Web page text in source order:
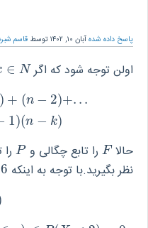
پاسخ داده شدهآبان ۱۰, ۱۴۰۲ توسط قاسم
اولن توجه شود که اگر ∈ N
N
) + (n − 2)+. . .
1)(n − k)
(n−k)=n 2−12(n−
حالاF
F را تابع چگالی وP
Pرا
نظر بگیرید.با توجه به اینکه